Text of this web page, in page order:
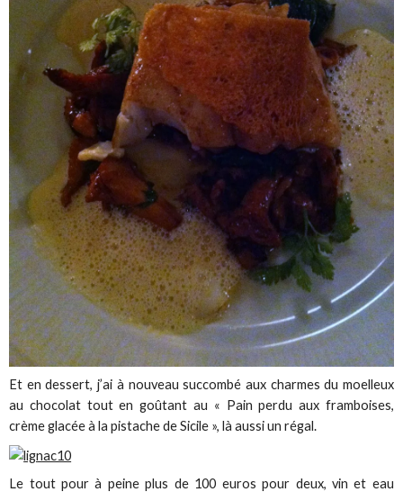
Et en dessert, j’ai à nouveau succombé aux charmes du moelleux
au chocolat tout en goûtant au « Pain perdu aux framboises,
crème glacée à la pistache de Sicile », là aussi un régal.
Le tout pour à peine plus de 100 euros pour deux, vin et eau